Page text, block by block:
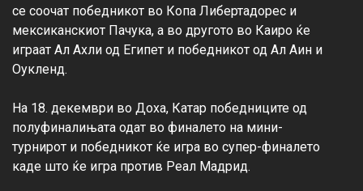
се соочат победникот во Копа Либертадорес и
мексиканскиот Пачука, а во другото во Каиро ќе
играат Ал Ахли од Египет и победникот од Ал Аин и
Оукленд.
На 18. декември во Доха, Катар победниците од
полуфиналињата одат во финалето на мини-
турнирот и победникот ќе игра во супер-финалето
каде што ќе игра против Реал Мадрид.